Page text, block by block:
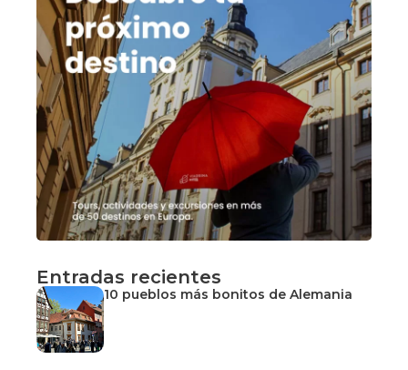
Entradas recientes
10 pueblos más bonitos de Alemania